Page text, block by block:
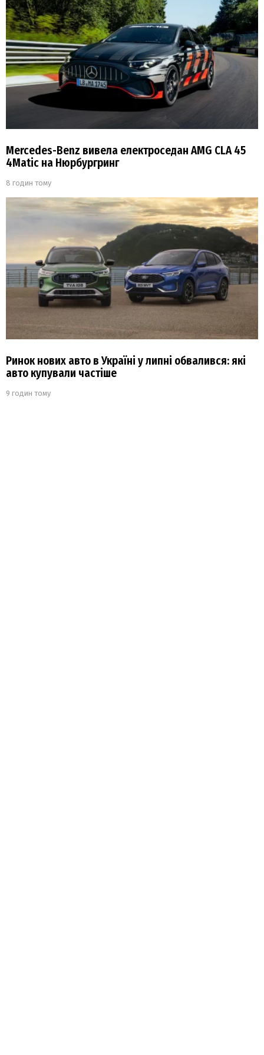
Mercedes-Benz вивела електроседан AMG CLA 45
4Matic на Нюрбургринг
8 годин тому
Ринок нових авто в Україні у липні обвалився: які
авто купували частіше
9 годин тому